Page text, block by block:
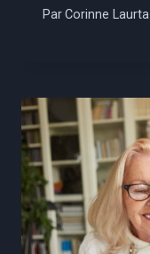
ParCorinne Laurta